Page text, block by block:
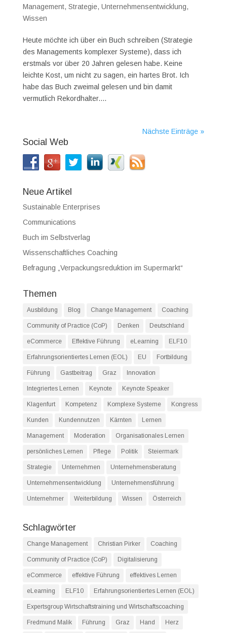
Management, Strategie, Unternehmensentwicklung,
Wissen
Heute möchte ich über ein Buch schreiben (Strategie
des Managements komplexer Systeme), dass ich
erstmals vor über 20 Jahren gelesen habe. Keine
leichte Kost, um nicht zu sagen, ein hartes Brot. Ich
habe das Buch zweimal gelesen und bin damit
vermutlich Rekordhalter....
Nächste Einträge »
Social Web
Neue Artikel
Sustainable Enterprises
Communications
Buch im Selbstverlag
Wissenschaftliches Coaching
Befragung „Verpackungsreduktion im Supermarkt“
Themen
Ausbildung Blog Change Management Coaching
Community of Practice (CoP) Denken Deutschland
eCommerce Effektive Führung eLearning ELF10
Erfahrungsorientiertes Lernen (EOL) EU Fortbildung
Führung Gastbeitrag Graz Innovation
Integriertes Lernen Keynote Keynote Speaker
Klagenfurt Kompetenz Komplexe Systeme Kongress
Kunden Kundennutzen Kärnten Lernen
Management Moderation Organisationales Lernen
persönliches Lernen Pflege Politik Steiermark
Strategie Unternehmen Unternehmensberatung
Unternehmensentwicklung Unternehmensführung
Unternehmer Weiterbildung Wissen Österreich
Schlagwörter
Change Management Christian Pirker Coaching
Community of Practice (CoP) Digitalisierung
eCommerce effektive Führung effektives Lernen
eLearning ELF10 Erfahrungsorientiertes Lernen (EOL)
Expertsgroup Wirtschaftstraining und Wirtschaftscoaching
Fredmund Malik Führung Graz Hand Herz